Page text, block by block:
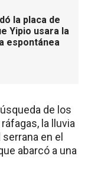
la placa de
Yipio usara la
espontánea
de los
la lluvia
en el
abarcó a una